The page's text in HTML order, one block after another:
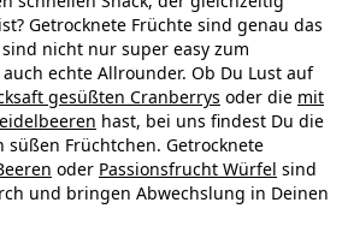
Getrocknete Früchte sind genau das
nicht nur super easy zum
echte Allrounder. Ob Du Lust auf
gesüßten Cranberrys oder die mit
hast, bei uns findest Du die
süßen Früchtchen. Getrocknete
oder Passionsfrucht Würfel sind
und bringen Abwechslung in Deinen